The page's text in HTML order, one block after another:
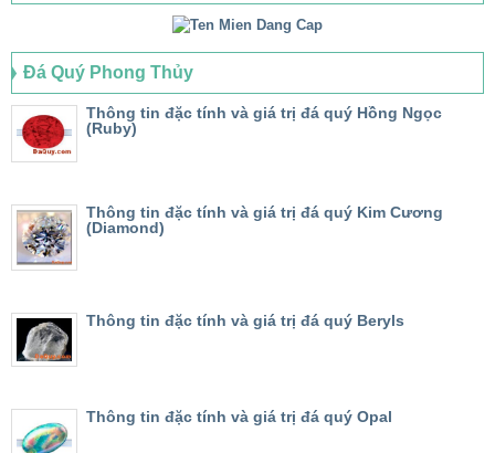
Đá Quý Phong Thủy
Thông tin đặc tính và giá trị đá quý Hồng Ngọc
(Ruby)
Thông tin đặc tính và giá trị đá quý Kim Cương
(Diamond)
Thông tin đặc tính và giá trị đá quý Beryls
Thông tin đặc tính và giá trị đá quý Opal